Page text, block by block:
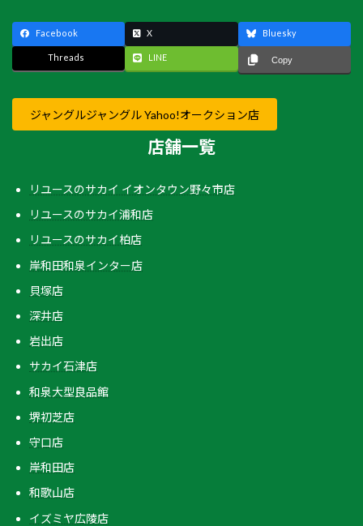
Facebook X Bluesky
Threads LINE Copy
ジャングルジャングル Yahoo!オークション店
店舗一覧
リユースのサカイ イオンタウン野々市店
リユースのサカイ浦和店
リユースのサカイ柏店
岸和田和泉インター店
貝塚店
深井店
岩出店
サカイ石津店
和泉大型良品館
堺初芝店
守口店
岸和田店
和歌山店
イズミヤ広陵店